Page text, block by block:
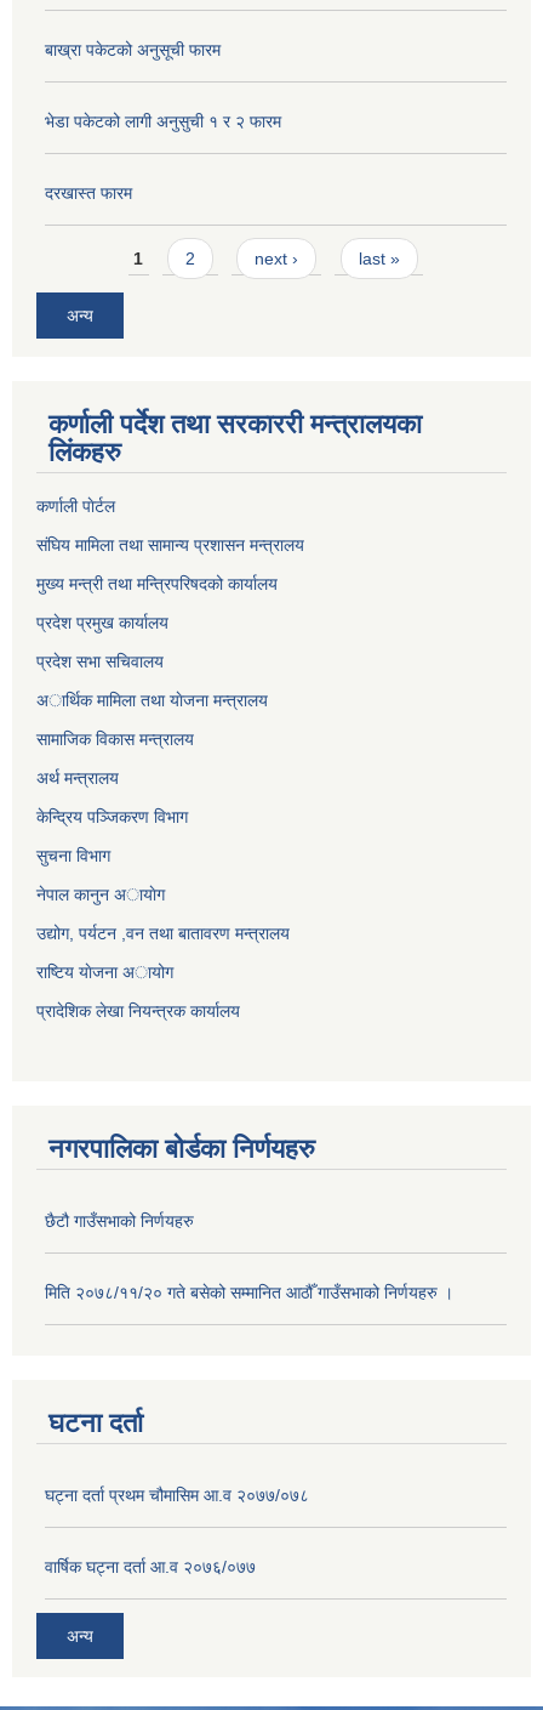
बाख्रा पकेटको अनुसूची फारम
भेडा पकेटको लागी अनुसुची १ र २ फारम
दरखास्त फारम
Pages1 2 next › last »
अन्य
कर्णाली पर्देश तथा सरकाररी मन्त्रालयका
लिंकहरु
कर्णाली पाेर्टल
संघिय मामिला तथा सामान्य प्रशासन मन्त्रालय
मुख्य मन्त्री तथा मन्त्रिपरिषदको कार्यालय
प्रदेश प्रमुख कार्यालय
प्रदेश सभा सचिवालय
अार्थिक मामिला तथा याेजना मन्त्रालय
सामाजिक विकास मन्त्रालय
अर्थ मन्त्रालय
केन्द्रिय पञ्जिकरण विभाग
सुचना विभाग
नेपाल कानुन अायाेग
उद्योग, पर्यटन ,वन तथा बातावरण मन्त्रालय
राष्टिय याेजना अायोग
प्रादेशिक लेखा नियन्त्रक कार्यालय
नगरपालिका बोर्डका निर्णयहरु
छैटौ गाउँसभाको निर्णयहरु
मिति २०७८/११/२० गते बसेको सम्मानित आठौँ गाउँसभाको निर्णयहरु ।
घटना दर्ता
घट्ना दर्ता प्रथम चौमासिम आ.व २०७७/०७८
वार्षिक घट्ना दर्ता आ.व २०७६/०७७
अन्य